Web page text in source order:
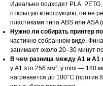
Идеально подходят PLA,
открытую конструкцию, он не
пластиками типа ABS или ASA
Нужно ли собирать принтер
частично собранном виде.
занимают около 20–30 минут
В чем разница между A1 и A1
у A1 это 256 мм³, у mini — 180
нагревается до 100°C (против